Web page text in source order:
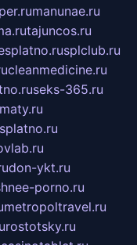
manunae.ru
tajuncos.ru
splclub.ru
cleanmedicine.ru
seks-365.ru
don-ykt.ru
porno.ru
metropoltravel.ru
rostotsky.ru